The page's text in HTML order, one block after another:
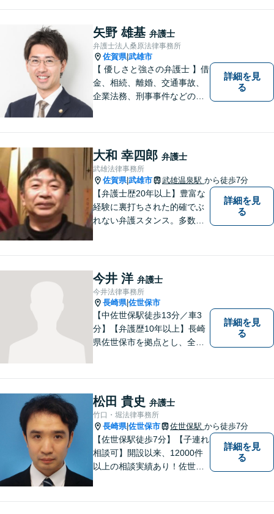
矢野 雄基 弁護士
弁護士法人桑原法律事務所
佐賀県|武雄市
【 優しさと強さの弁護士 】借
金、相続、離婚、交通事故、
企業法務、刑事事件などのご
チーム体制による迅速で最適
なリーガルサービスを提供い
たします。
詳細を見
る
大和 幸四郎 弁護士
武雄法律事務所
佐賀県|武雄市 武雄温泉駅 から徒歩7分
【弁護士歴20年以上】豊富な
経験に裏打ちされた的確でぶ
れない弁護スタンス。多数の
法書士などとも連携しワンス
トップで解決。難事件には他
弁護士と協力も。元調停委
員。
詳細を見
る
今井 洋 弁護士
今井法律事務所
長崎県|佐世保市
【中佐世保駅徒歩13分／車3
分】【弁護歴10年以上】長崎
県佐世保市を拠点とし、全国
トやリスクをご説明し、納得
の解決へと導きます。時間外
のご相談にも対応可能ですの
で、お気軽にご連絡くださ
い。
詳細を見
る
松田 貴史 弁護士
竹口・堀法律事務所
長崎県|佐世保市 佐世保駅 から徒歩7分
【佐世保駅徒歩7分】【子連れ
相談可】開設以来、12000件
以上の相談実績あり！佐世保
詳細を見
る